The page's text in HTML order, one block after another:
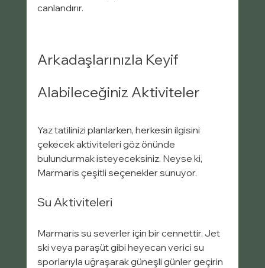
canlandırır.
Arkadaşlarınızla Keyif
Alabileceğiniz Aktiviteler
Yaz tatilinizi planlarken, herkesin ilgisini
çekecek aktiviteleri göz önünde
bulundurmak isteyeceksiniz. Neyse ki,
Marmaris çeşitli seçenekler sunuyor.
Su Aktiviteleri
Marmaris su severler için bir cennettir. Jet
ski veya paraşüt gibi heyecan verici su
sporlarıyla uğraşarak güneşli günler geçirin